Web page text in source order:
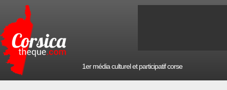
1er média culturel et participatif corse